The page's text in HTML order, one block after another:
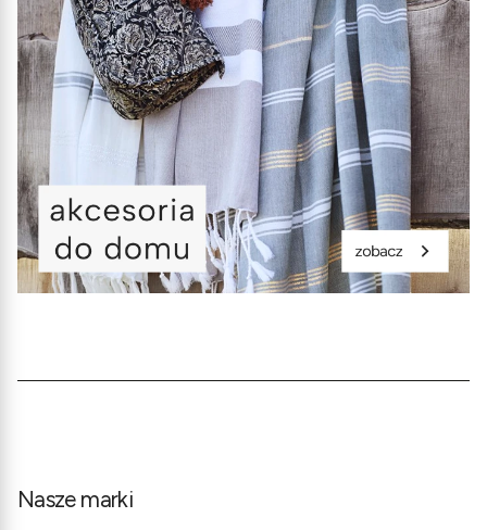
Nasze marki